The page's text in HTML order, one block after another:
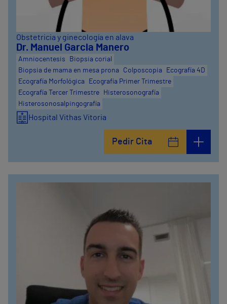
Obstetricia y ginecología en alava
Dr. Manuel Garcia Manero
Amniocentesis
Biopsia corial
Biopsia de mama en mesa prona
Colposcopia
Ecografía 4D
Ecografía Morfológica
Ecografía Primer Trimestre
Ecografía Tercer Trimestre
Histerosonografía
Histerosonosalpingografía
Hospital Vithas Vitoria
Pedir Cita